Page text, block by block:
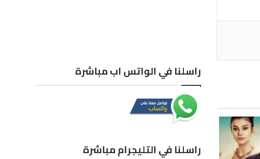
راسلنا في الواتس اب مباشرة
راسلنا في التليجرام مباشرة